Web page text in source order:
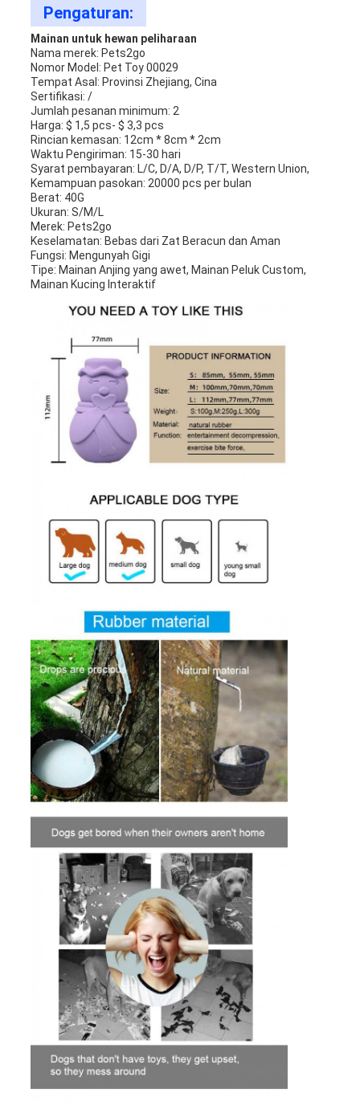
Pengaturan:
Mainan untuk hewan peliharaan
Nama merek: Pets2go
Nomor Model: Pet Toy 00029
Tempat Asal: Provinsi Zhejiang, Cina
Sertifikasi: /
Jumlah pesanan minimum: 2
Harga: $ 1,5 pcs- $ 3,3 pcs
Rincian kemasan: 12cm * 8cm * 2cm
Waktu Pengiriman: 15-30 hari
Syarat pembayaran: L/C, D/A, D/P, T/T, Western Union,
Kemampuan pasokan: 20000 pcs per bulan
Berat: 40G
Ukuran: S/M/L
Merek: Pets2go
Keselamatan: Bebas dari Zat Beracun dan Aman
Fungsi: Mengunyah Gigi
Tipe: Mainan Anjing yang awet, Mainan Peluk Custom,
Mainan Kucing Interaktif